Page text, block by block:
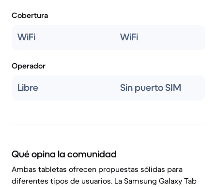
Cobertura
WiFi WiFi
Operador
Libre Sin puerto SIM
Qué opina la comunidad
Ambas tabletas ofrecen propuestas sólidas para
diferentes tipos de usuarios. La Samsung Galaxy Tab